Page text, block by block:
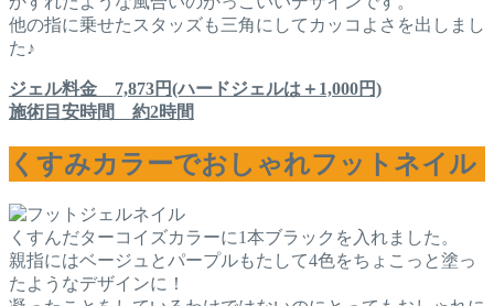
他の指に乗せたスタッズも三角にしてカッコよさを出しまし
た♪
ジェル料金 7,873円(ハードジェルは＋1,000円)
施術目安時間 約2時間
くすみカラーでおしゃれフットネイル
くすんだターコイズカラーに1本ブラックを入れました。
親指にはベージュとパープルもたして4色をちょこっと塗っ
たようなデザインに！